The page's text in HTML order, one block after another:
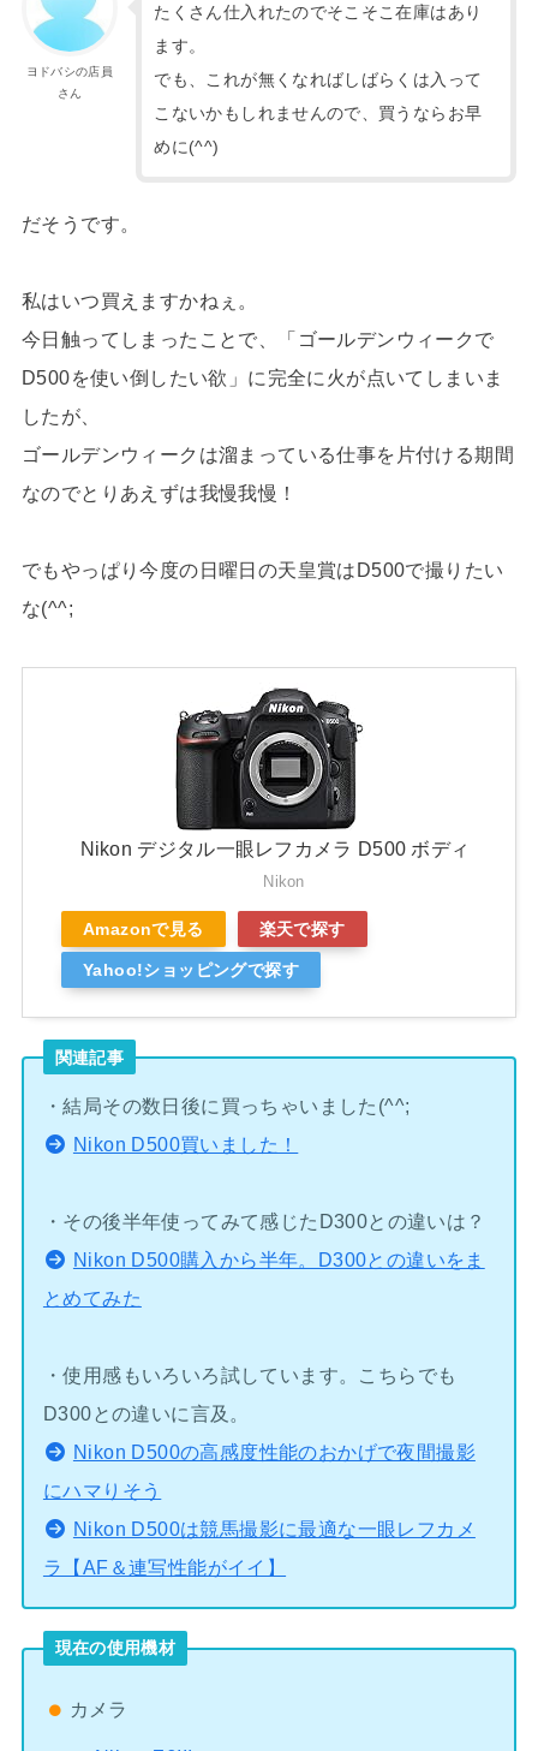
ヨドバシの店員
さん
たくさん仕入れたのでそこそこ在庫はあり
ます。
でも、これが無くなればしばらくは入って
こないかもしれませんので、買うならお早
めに(^^)
だそうです。
私はいつ買えますかねぇ。
今日触ってしまったことで、「ゴールデンウィークで
D500を使い倒したい欲」に完全に火が点いてしまいま
したが、
ゴールデンウィークは溜まっている仕事を片付ける期間
なのでとりあえずは我慢我慢！
でもやっぱり今度の日曜日の天皇賞はD500で撮りたい
な(^^;
Nikon デジタル一眼レフカメラ D500 ボディ
Nikon
Amazonで見る 楽天で探す
Yahoo!ショッピングで探す
関連記事
・結局その数日後に買っちゃいました(^^;
Nikon D500買いました！
・その後半年使ってみて感じたD300との違いは？
Nikon D500購入から半年。D300との違いをま
とめてみた
・使用感もいろいろ試しています。こちらでも
D300との違いに言及。
Nikon D500の高感度性能のおかげで夜間撮影
にハマりそう
Nikon D500は競馬撮影に最適な一眼レフカメ
ラ【AF＆連写性能がイイ】
現在の使用機材
カメラ